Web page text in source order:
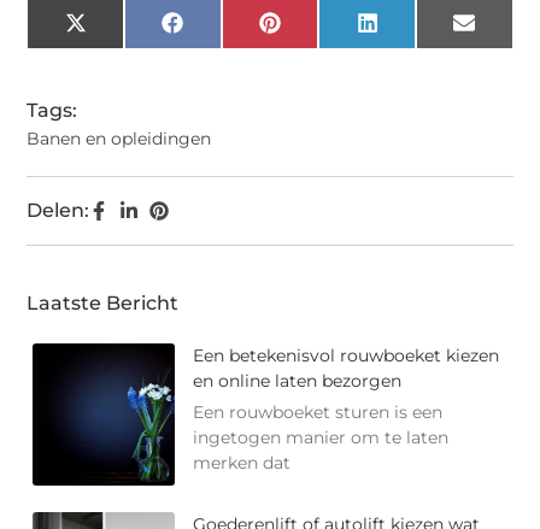
X
(Twitter)
FacebookPinterest LinkedIn Email
Tags:
Banen en opleidingen
Delen:
Laatste Bericht
Een betekenisvol rouwboeket kiezen
en online laten bezorgen
Een rouwboeket sturen is een
ingetogen manier om te laten
merken dat
Goederenlift of autolift kiezen wat